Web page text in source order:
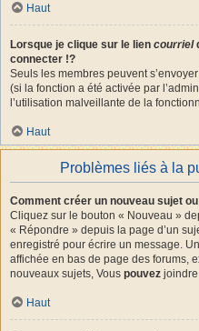
Haut
Lorsque je clique sur le lien courriel
connecter !?
Seuls les membres peuvent
(si la fonction a été activée par
l’utilisation malveillante de la
Haut
Problèmes liés à la
Comment créer un nouveau sujet
Cliquez sur le bouton « Nouveau »
« Répondre » depuis la page d’un
enregistré pour écrire un message.
affichée en bas de page des forums,
nouveaux sujets, Vous pouvez
Haut